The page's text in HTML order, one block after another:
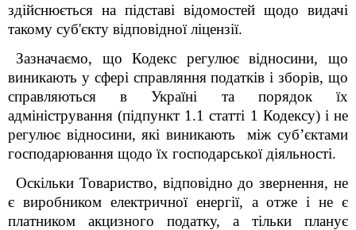
здійснюється на підставі відомостей щодо видачі
такому суб'єкту відповідної ліцензії.
Зазначаємо, що Кодекс регулює відносини, що
виникають у сфері справляння податків і зборів, що
справляються в Україні та порядок їх
адміністрування (підпункт 1.1 статті 1 Кодексу) і не
регулює відносини, які виникають між суб’єктами
господарювання щодо їх господарської діяльності.
Оскільки Товариство, відповідно до звернення, не
є виробником електричної енергії, а отже і не є
платником акцизного податку, а тільки планує